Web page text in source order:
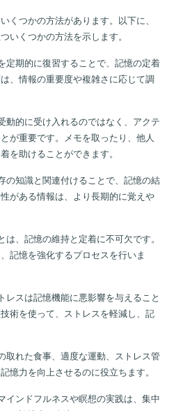
くつかの方法があります。以下に、
いくつかの方法を示します。
定期的に復習することで、記憶の定着
、情報の重要度や複雑さに応じて調
動的に受け入れるのではなく、アクテ
が重要です。メモを取ったり、他人
を助けることができます。
の知識と関連付けることで、記憶の結
がある情報は、より長期的に覚えや
、記憶の維持と定着に不可欠です。
記憶を強化するプロセスを行いま
レスは記憶機能に悪影響を与えること
術を使って、ストレスを軽減し、記
取れた食事、適度な運動、ストレス管
憶力を向上させるのに役立ちます。
インドフルネスや瞑想の実践は、集中